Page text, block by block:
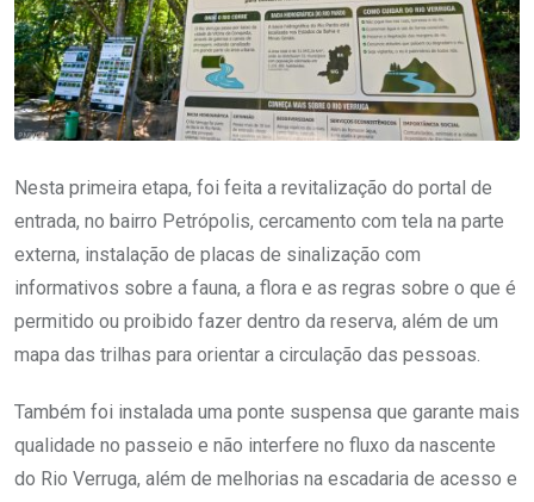
Nesta primeira etapa, foi feita a revitalização do portal de
entrada, no bairro Petrópolis, cercamento com tela na parte
externa, instalação de placas de sinalização com
informativos sobre a fauna, a flora e as regras sobre o que é
permitido ou proibido fazer dentro da reserva, além de um
mapa das trilhas para orientar a circulação das pessoas.
Também foi instalada uma ponte suspensa que garante mais
qualidade no passeio e não interfere no fluxo da nascente
do Rio Verruga, além de melhorias na escadaria de acesso e